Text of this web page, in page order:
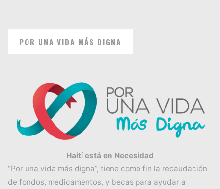
POR UNA VIDA MÁS DIGNA
Haití está en Necesidad
“Por una vida más digna”, tiene como fin la recaudación
de fondos, medicamentos, y becas para ayudar a